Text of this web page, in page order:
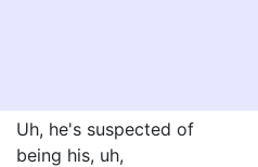
Uh, he's suspected of
being his, uh,